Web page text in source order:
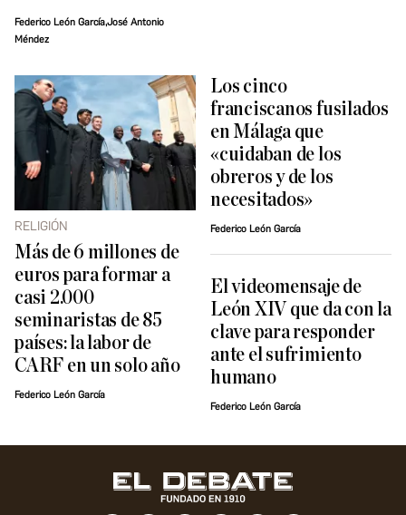
Federico León García,José Antonio
Méndez
RELIGIÓN
Más de 6 millones de
euros para formar a
casi 2.000
seminaristas de 85
países: la labor de
CARF en un solo año
Federico León García
Los cinco
franciscanos fusilados
en Málaga que
«cuidaban de los
obreros y de los
necesitados»
Federico León García
El videomensaje de
León XIV que da con la
clave para responder
ante el sufrimiento
humano
Federico León García